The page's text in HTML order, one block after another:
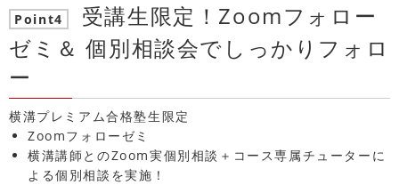
Point4
受講生限定！Zoomフォロー
ゼミ＆ 個別相談会でしっかりフォロ
ー
横溝プレミアム合格塾生限定
Zoomフォローゼミ
横溝講師とのZoom実個別相談＋コース専属チューターに
よる個別相談を実施！